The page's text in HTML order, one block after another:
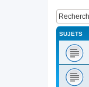
SUJETS